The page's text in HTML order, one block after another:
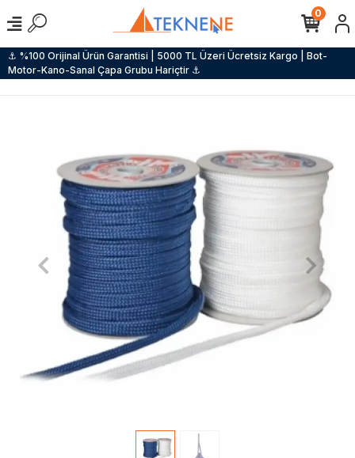
⚓ %100 Orijinal Ürün Garantisi | 5000 TL Üzeri Ücretsiz Kargo | Bot-
Motor-Kano-Sanal Çapa Grubu Hariçtir ⚓
0